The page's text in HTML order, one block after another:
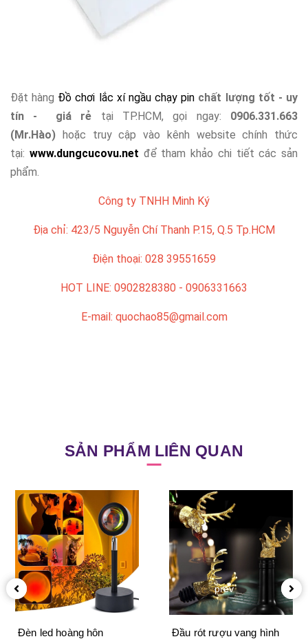
Đặt hàng Đồ chơi lắc xí ngầu chạy pin chất lượng tốt - uy
tín - giá rẻ tại TP.HCM, gọi ngay: 0906.331.663
(Mr.Hào) hoặc truy cập vào kênh website chính thức
tại: www.dungcucovu.net để tham khảo chi tiết các sản
phẩm.
Công ty TNHH Minh Ký
Địa chỉ: 423/5 Nguyễn Chí Thanh P.15, Q.5 Tp.HCM
Điện thoại: 028 39551659
HOT LINE: 0902828380 - 0906331663
E-mail: quochao85@gmail.com
SẢN PHẨM LIÊN QUAN
Đèn led hoàng hôn
Đầu rót rượu vang hình
prev